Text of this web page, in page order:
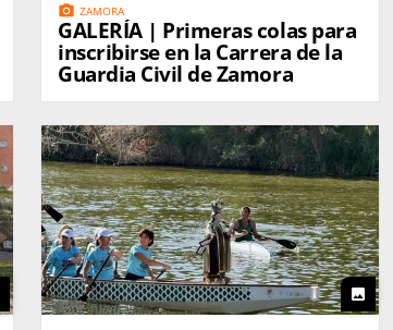
photo_camera ZAMORA
GALERÍA | Primeras colas para
inscribirse en la Carrera de la
Guardia Civil de Zamora
photo